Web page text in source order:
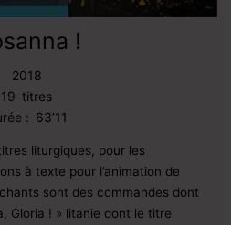
!
2018
19 titres
: 63’11
liturgiques, pour les
à texte pour l’animation de
sont des commandes dont
Gloria ! » litanie dont le titre